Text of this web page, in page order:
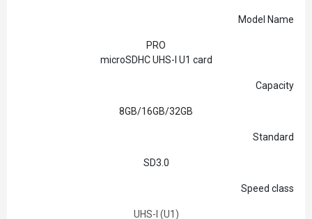
Model Name
PRO
microSDHC UHS-I U1 card
Capacity
8GB/16GB/32GB
Standard
SD3.0
Speed class
UHS-I (U1)